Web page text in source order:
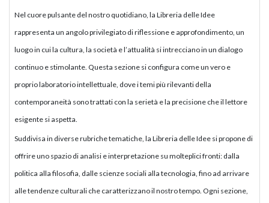
Nel cuore pulsante del nostro quotidiano, la Libreria delle Idee
rappresenta un angolo privilegiato di riflessione e approfondimento, un
luogo in cui la cultura, la società e l’attualità si intrecciano in un dialogo
continuo e stimolante. Questa sezione si configura come un vero e
proprio laboratorio intellettuale, dove i temi più rilevanti della
contemporaneità sono trattati con la serietà e la precisione che il lettore
esigente si aspetta.
Suddivisa in diverse rubriche tematiche, la Libreria delle Idee si propone di
offrire uno spazio di analisi e interpretazione su molteplici fronti: dalla
politica alla filosofia, dalle scienze sociali alla tecnologia, fino ad arrivare
alle tendenze culturali che caratterizzano il nostro tempo. Ogni sezione,